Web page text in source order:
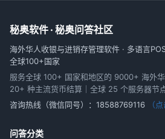
秘奥软件 · 秘奥问答社区
海外华人收银与进销存管理软件 · 多语言
全球100+国家
服务全球 100+ 国家和地区的 9000+ 海外华
20+ 种主流货币结算｜全球 25 个服务器节
咨询热线（微信同号）： 18588769116 （
问答分类